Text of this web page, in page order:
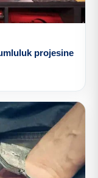
projesine